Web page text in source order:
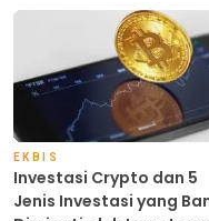
EKBIS
Investasi Crypto dan 5
Jenis Investasi yang